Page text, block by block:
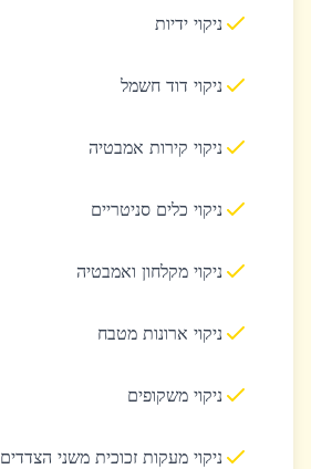
ניקוי ידיות
ניקוי דוד חשמל
ניקוי קירות אמבטיה
ניקוי כלים סניטריים
ניקוי מקלחון ואמבטיה
ניקוי ארונות מטבח
ניקוי משקופים
ניקוי מעקות זכוכית משני הצדדים